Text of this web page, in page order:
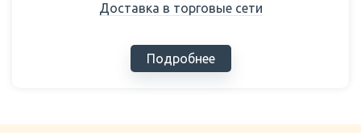
Доставка в торговые сети
Подробнее